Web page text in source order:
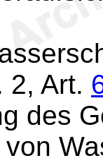
2, Art.
des